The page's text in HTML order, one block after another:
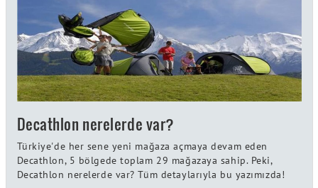
Decathlon nerelerde var?
Türkiye'de her sene yeni mağaza açmaya devam eden
Decathlon, 5 bölgede toplam 29 mağazaya sahip. Peki,
Decathlon nerelerde var? Tüm detaylarıyla bu yazımızda!